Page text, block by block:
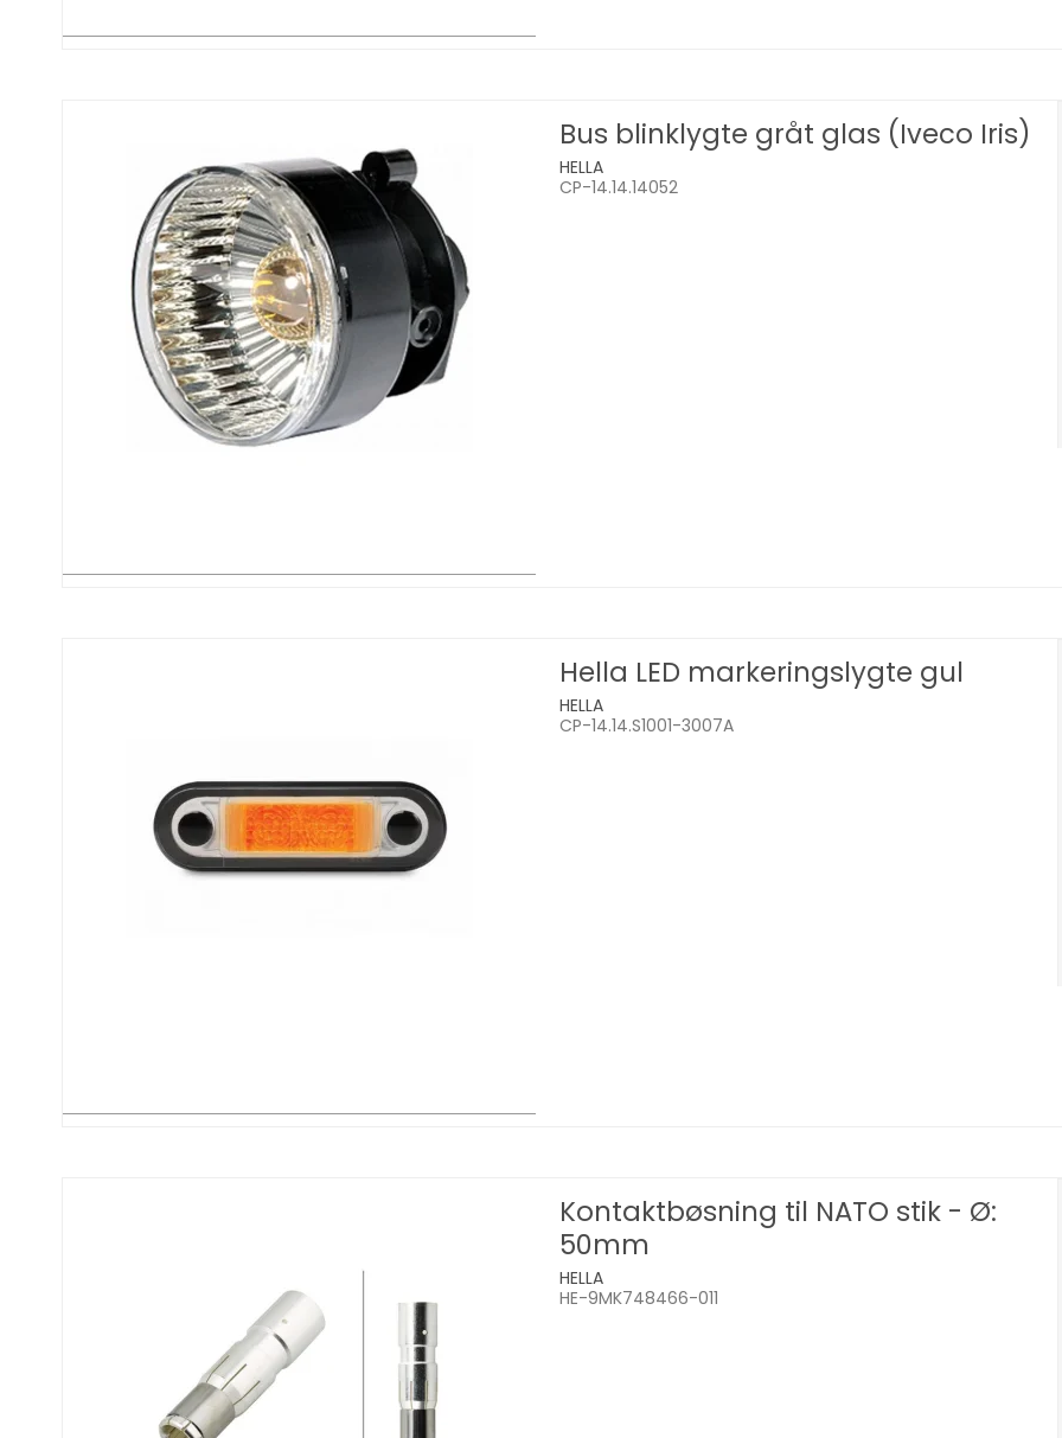
Bus blinklygte gråt glas (Iveco Iris)
HELLA
CP-14.14.14052
Hella LED markeringslygte gul
HELLA
CP-14.14.S1001-3007A
Kontaktbøsning til NATO stik - Ø:
50mm
HELLA
HE-9MK748466-011